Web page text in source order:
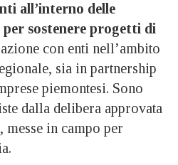
all’interno delle
sostenere progetti di
con enti nell’ambito
sia in partnership
piemontesi. Sono
dalla delibera approvata
in campo per